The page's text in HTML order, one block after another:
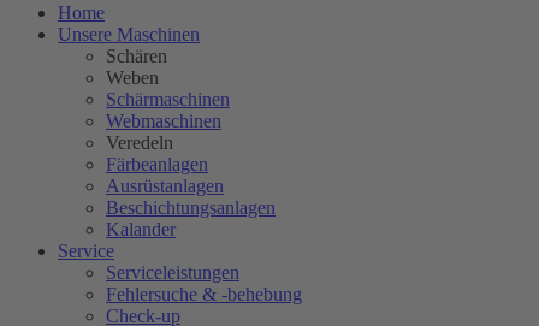
Home
Unsere Maschinen
Schären
Weben
Schärmaschinen
Webmaschinen
Veredeln
Färbeanlagen
Ausrüstanlagen
Beschichtungsanlagen
Kalander
Service
Serviceleistungen
Fehlersuche & -behebung
Check-up